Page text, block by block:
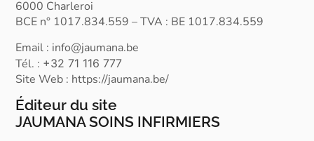
6000 Charleroi
BCE n° 1017.834.559 – TVA : BE 1017.834.559
Email : info@jaumana.be
Tél. : +32 71 116 777
Site Web : https://jaumana.be/
Éditeur du site
JAUMANA SOINS INFIRMIERS